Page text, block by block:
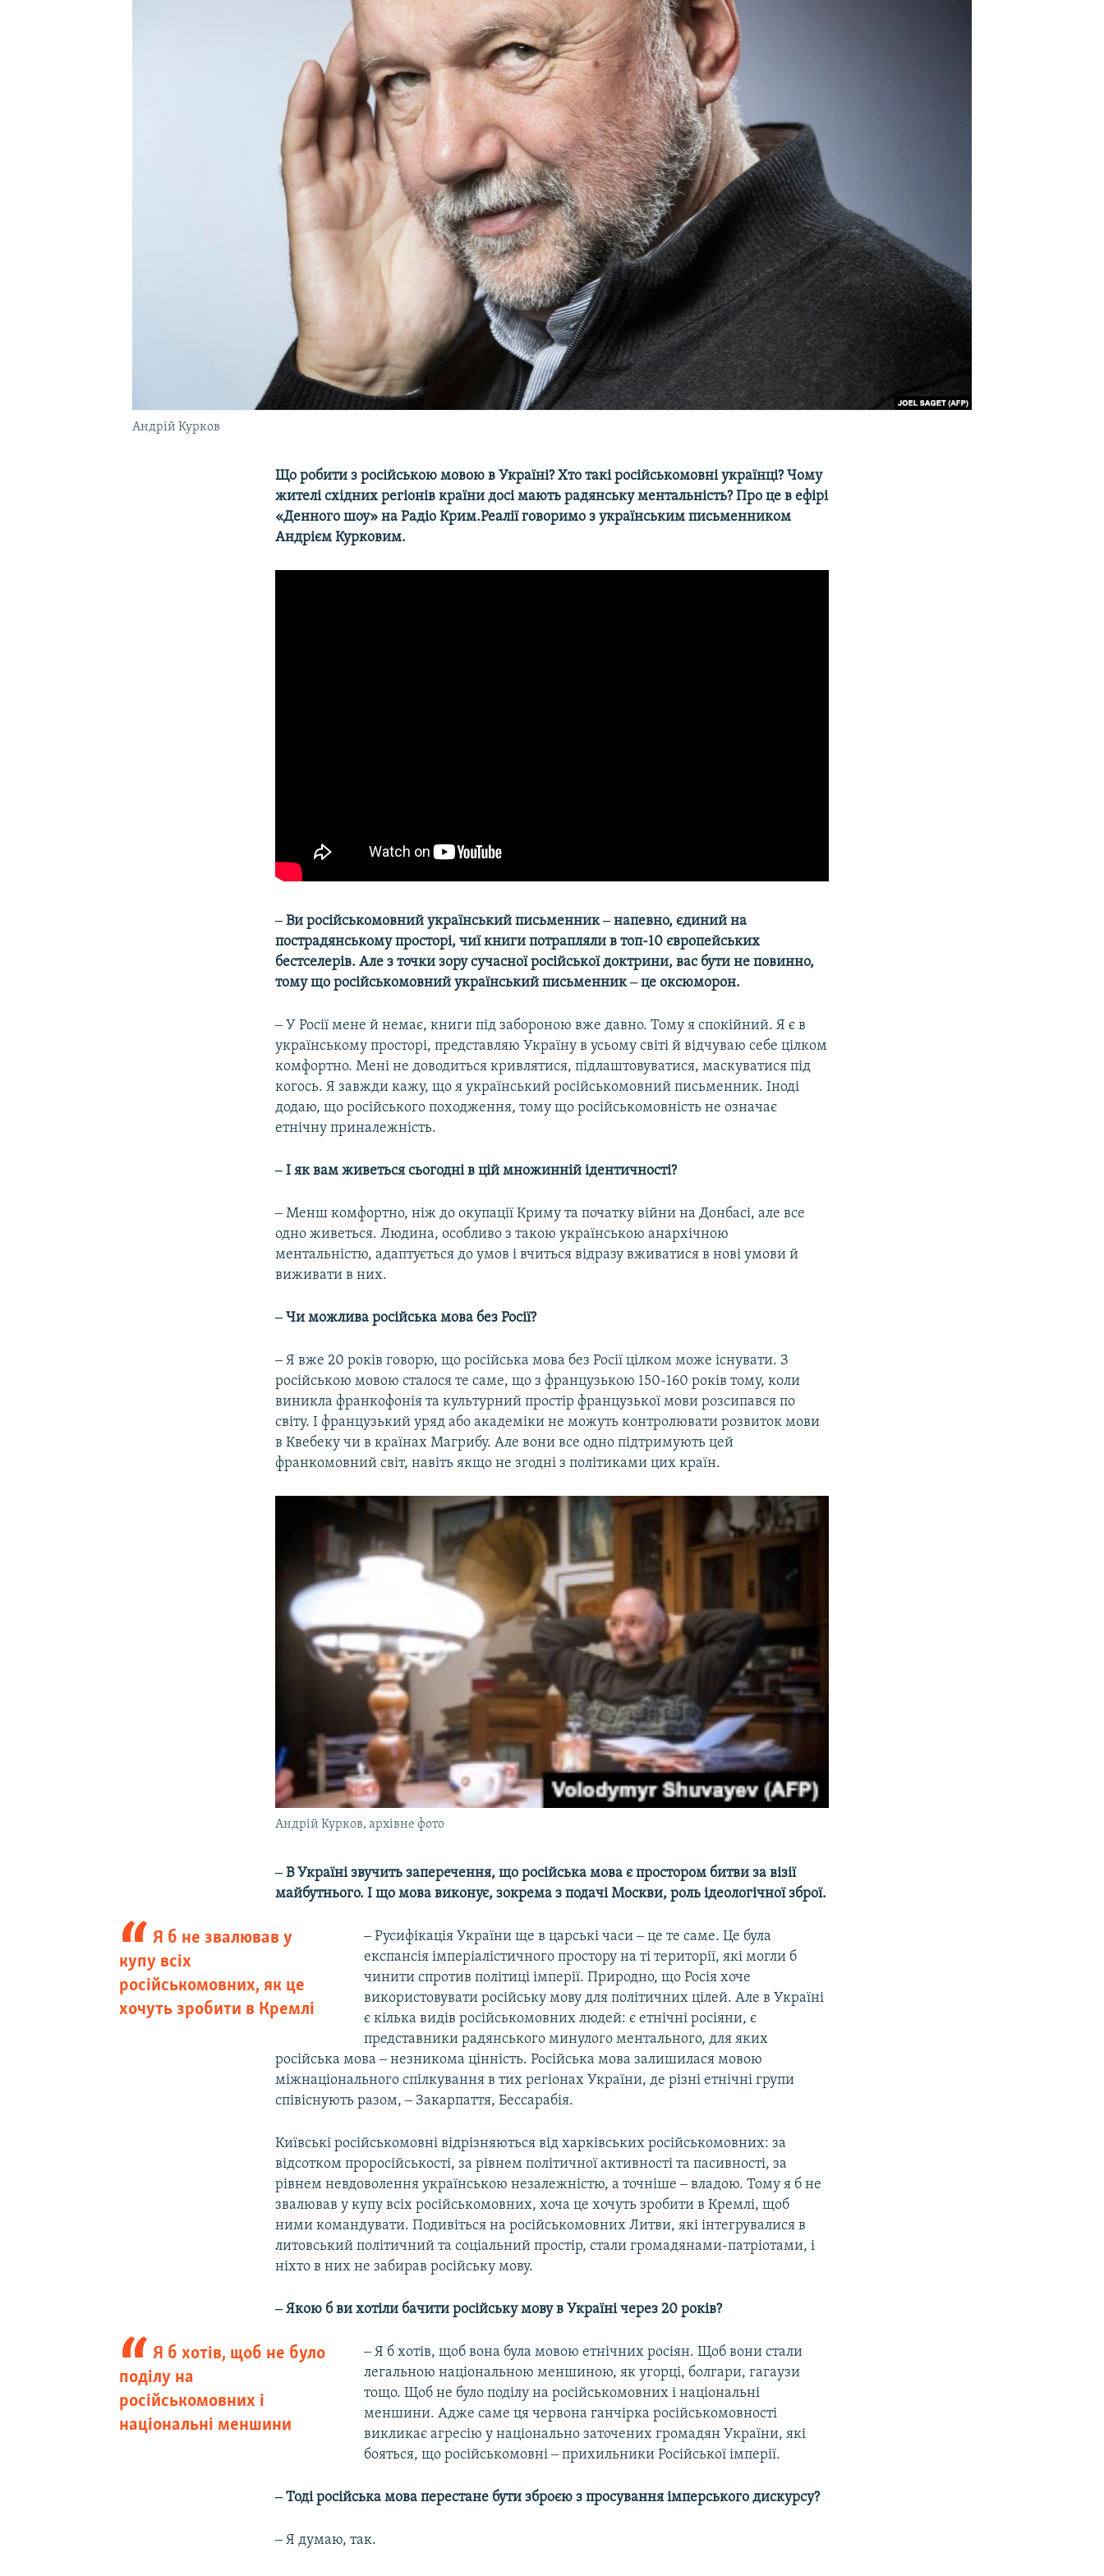
Андрій Курков
Що робити з російською мовою в Україні? Хто такі російськомовні українці? Чому
жителі східних регіонів країни досі мають радянську ментальність? Про це в ефірі
«Денного шоу» на Радіо Крим.Реалії говоримо з українським письменником
Андрієм Курковим.
‒ Ви російськомовний український письменник ‒ напевно, єдиний на
пострадянському просторі, чиї книги потрапляли в топ-10 європейських
бестселерів. Але з точки зору сучасної російської доктрини, вас бути не повинно,
тому що російськомовний український письменник ‒ це оксюморон.
‒ У Росії мене й немає, книги під забороною вже давно. Тому я спокійний. Я є в
українському просторі, представляю Україну в усьому світі й відчуваю себе цілком
комфортно. Мені не доводиться кривлятися, підлаштовуватися, маскуватися під
когось. Я завжди кажу, що я український російськомовний письменник. Іноді
додаю, що російського походження, тому що російськомовність не означає
етнічну приналежність.
‒ І як вам живеться сьогодні в цій множинній ідентичності?
‒ Менш комфортно, ніж до окупації Криму та початку війни на Донбасі, але все
одно живеться. Людина, особливо з такою українською анархічною
ментальністю, адаптується до умов і вчиться відразу вживатися в нові умови й
виживати в них.
‒ Чи можлива російська мова без Росії?
‒ Я вже 20 років говорю, що російська мова без Росії цілком може існувати. З
російською мовою сталося те саме, що з французькою 150-160 років тому, коли
виникла франкофонія та культурний простір французької мови розсипався по
світу. І французький уряд або академіки не можуть контролювати розвиток мови
в Квебеку чи в країнах Магрибу. Але вони все одно підтримують цей
франкомовний світ, навіть якщо не згодні з політиками цих країн.
Андрій Курков, архівне фото
‒ В Україні звучить заперечення, що російська мова є простором битви за візії
майбутнього. І що мова виконує, зокрема з подачі Москви, роль ідеологічної зброї.
Я б не звалював у
купу всіх
російськомовних, як це
хочуть зробити в Кремлі
‒ Русифікація України ще в царські часи ‒ це те саме. Це була
експансія імперіалістичного простору на ті території, які могли б
чинити спротив політиці імперії. Природно, що Росія хоче
використовувати російську мову для політичних цілей. Але в Україні
є кілька видів російськомовних людей: є етнічні росіяни, є
представники радянського минулого ментального, для яких
російська мова ‒ незникома цінність. Російська мова залишилася мовою
міжнаціонального спілкування в тих регіонах України, де різні етнічні групи
співіснують разом, ‒ Закарпаття, Бессарабія.
Київські російськомовні відрізняються від харківських російськомовних: за
відсотком проросійськості, за рівнем політичної активності та пасивності, за
рівнем невдоволення українською незалежністю, а точніше ‒ владою. Тому я б не
звалював у купу всіх російськомовних, хоча це хочуть зробити в Кремлі, щоб
ними командувати. Подивіться на російськомовних Литви, які інтегрувалися в
литовський політичний та соціальний простір, стали громадянами-патріотами, і
ніхто в них не забирав російську мову.
‒ Якою б ви хотіли бачити російську мову в Україні через 20 років?
Я б хотів, щоб не було
поділу на
російськомовних і
національні меншини
‒ Я б хотів, щоб вона була мовою етнічних росіян. Щоб вони стали
легальною національною меншиною, як угорці, болгари, гагаузи
тощо. Щоб не було поділу на російськомовних і національні
меншини. Адже саме ця червона ганчірка російськомовності
викликає агресію у національно заточених громадян України, які
бояться, що російськомовні ‒ прихильники Російської імперії.
‒ Тоді російська мова перестане бути зброєю з просування імперського дискурсу?
‒ Я думаю, так.